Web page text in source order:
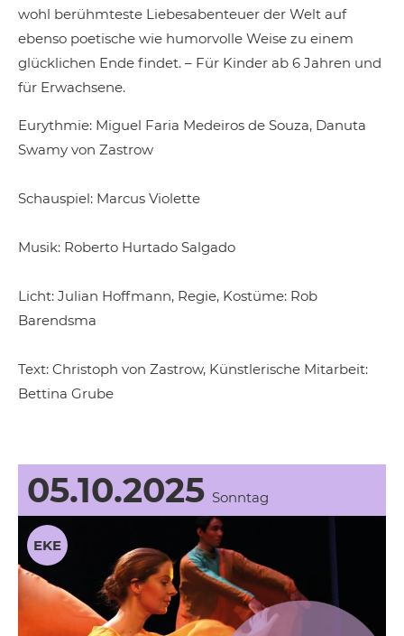
wohl berühmteste Liebesabenteuer der Welt auf
ebenso poetische wie humorvolle Weise zu einem
glücklichen Ende findet. – Für Kinder ab 6 Jahren und
für Erwachsene.
Eurythmie: Miguel Faria Medeiros de Souza, Danuta
Swamy von Zastrow
Schauspiel: Marcus Violette
Musik: Roberto Hurtado Salgado
Licht: Julian Hoffmann, Regie, Kostüme: Rob
Barendsma
Text: Christoph von Zastrow, Künstlerische Mitarbeit:
Bettina Grube
05.10.2025 Sonntag